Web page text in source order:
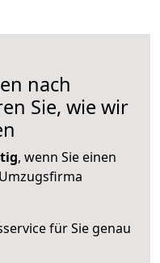
nach
Sie, wie wir
, wenn Sie einen
für Sie genau